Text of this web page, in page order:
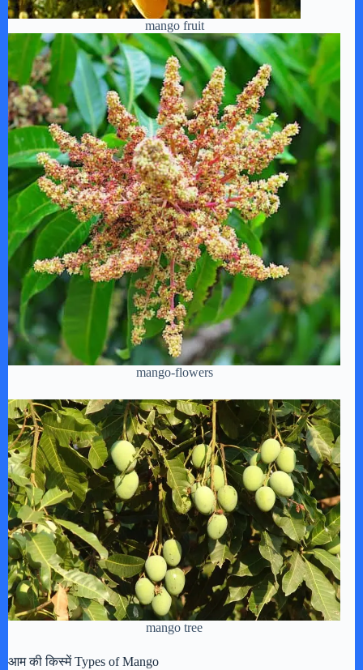
mango fruit
mango-flowers
mango tree
आम की किस्में Types of Mango